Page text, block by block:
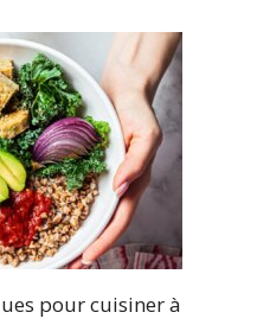
pour cuisiner à